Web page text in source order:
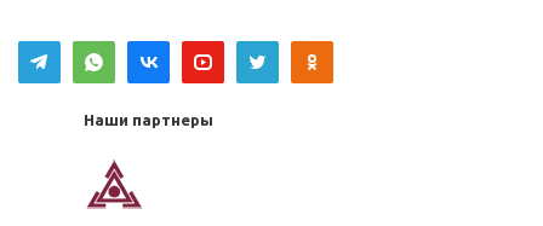
Наши партнеры